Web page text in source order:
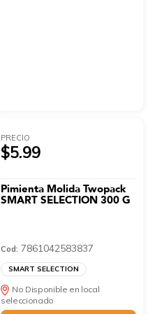
PRECIO
$5.99
Pimienta Molida Twopack
SMART SELECTION 300 G
Cod: 7861042583837
SMART SELECTION
No Disponible en local
seleccionado